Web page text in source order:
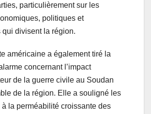
particulièrement sur les
politiques et
qui divisent la région.
américaine a également tiré la
concernant l’impact
de la guerre civile au Soudan
de la région. Elle a souligné les
la perméabilité croissante des